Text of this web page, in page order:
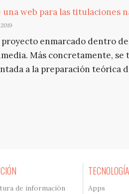
una web para las titulaciones
enmarcado dentro
Más concretamente, se
a la preparación teórica
de información Apps